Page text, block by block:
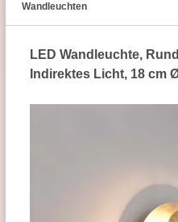
Wand­leuchten
LED Wandleuchte,
Indirektes Licht, 18 cm